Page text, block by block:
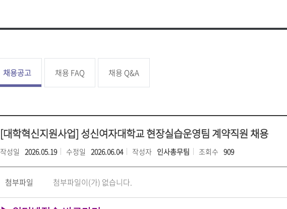
규정관리
융합보안전문대학원
학생증 발급
부패방지
감사
장애학생지원
유실물
학생보험
채용공고 채용 FAQ 채용 Q&A
[대학혁신지원사업] 성신여자대학교 현장실습운영팀 계약직원 채용
작성일 2026.05.19 수정일 2026.06.04 작성자 인사총무팀 조회수 909
첨부파일 첨부파일이(가) 없습니다.